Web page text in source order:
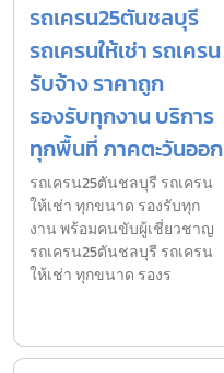
รถเครน25ตันชลบุรี
รถเครนให้เช่า รถเครน
รับจ้าง ราคาถูก
รองรับทุกงาน บริการ
ทุกพื้นที่ ภาคตะวันออก
รถเครน25ตันชลบุรี รถเครน
ให้เช่า ทุกขนาด รองรับทุก
งาน พร้อมคนขับผู้เชี่ยวชาญ
รถเครน25ตันชลบุรี รถเครน
ให้เช่า ทุกขนาด รองร